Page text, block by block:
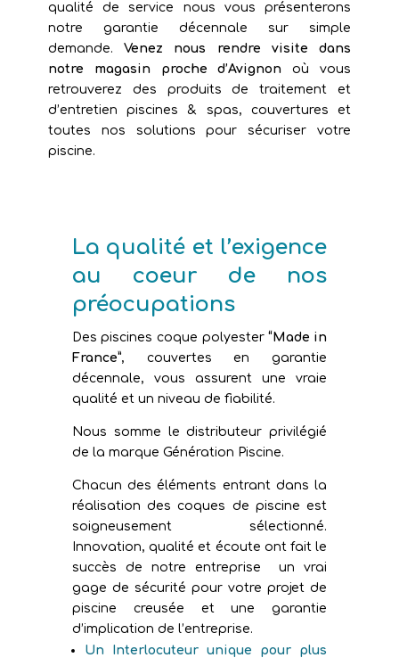
qualité de service nous vous présenterons
notre garantie décennale sur simple
demande.Venez nous rendre visite dans
notre magasin proche d’Avignonoù vous
retrouverez des produits de traitement et
d’entretien piscines & spas, couvertures et
toutes nos solutions pour sécuriser votre
piscine.
La qualité et l’exigence
au coeur de nos
préocupations
Des piscines coque polyester“Made in
France”, couvertes en garantie
décennale, vous assurent une vraie
qualité et un niveau de fiabilité.
Nous somme le distributeur privilégié
de la marque Génération Piscine.
Chacun des éléments entrant dans la
réalisation des coques de piscine est
soigneusement sélectionné.
Innovation, qualité et écoute ont fait le
succès de notre entreprise un vrai
gage de sécurité pour votre projet de
piscine creusée et une garantie
d’implication de l’entreprise.
Un Interlocuteur unique pour plus